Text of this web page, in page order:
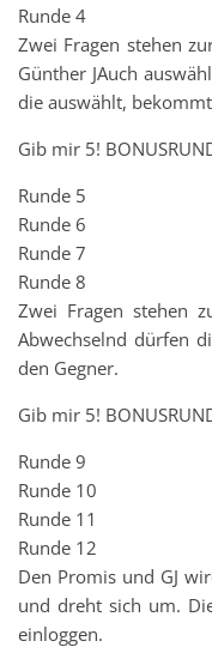
Runde 4
Zwei Fragen stehen
Günther JAuch
die auswählt,
Gib mir 5!
Runde 5
Runde 6
Runde 7
Runde 8
Zwei Fragen stehen
Abwechselnd dürfen
den Gegner.
Gib mir 5!
Runde 9
Runde 10
Runde 11
Runde 12
Den Promis und GJ
und dreht sich um.
einloggen.